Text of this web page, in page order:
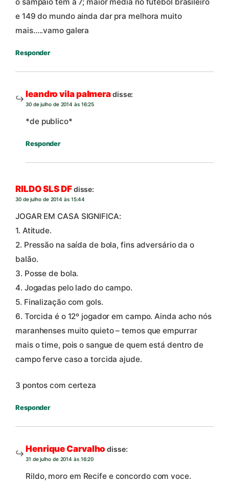
e 149 do mundo ainda dar pra melhora muito
mais…..vamo galera
Responder
leandro vila palmeradisse:
30 de julho de 2014 às 16:25
*de publico*
Responder
RILDO SLS DFdisse:
30 de julho de 2014 às 15:44
JOGAR EM CASA SIGNIFICA:
1. Atitude.
2. Pressão na saída de bola, fins adversário da o
balão.
3. Posse de bola.
4. Jogadas pelo lado do campo.
5. Finalização com gols.
6. Torcida é o 12º jogador em campo. Ainda acho nós
maranhenses muito quieto – temos que empurrar
mais o time, pois o sangue de quem está dentro de
campo ferve caso a torcida ajude.
3 pontos com certeza
Responder
Henrique Carvalho disse:
31 de julho de 2014 às 16:20
Rildo, moro em Recife e concordo com voce.